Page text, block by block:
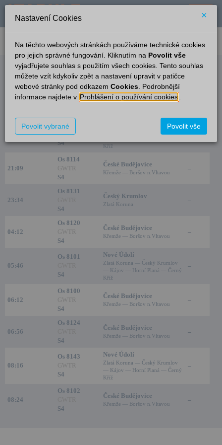
verze: 2.0.6 podpora: help-tabule@oltis.cz
English
Odjezdy
Plešovice
18:51
Čas/Aktuální Vlak/Linka Cíl/Přes Kolej
20:43
Os 8117
GWTR
S4
Kříž
–
21:09
Os 8114
GWTR
S4
České Budějovice
Křemže — Boršov n.Vltavou
–
23:34
Os 8131
S4
Český Krumlov
Zlatá Koruna
–
04:12
Os 8120
GWTR
S4
České Budějovice
Křemže — Boršov n.Vltavou
–
05:46
Os 8101
S4
Nové Údolí
Zlatá Koruna — Český Krumlov
— Kájov — Horní Planá — Černý
Kříž
–
06:12
Os 8100
GWTR
S4
České Budějovice
Křemže — Boršov n.Vltavou
–
06:56
Os 8124
S4
České Budějovice
Křemže — Boršov n.Vltavou
–
08:16
Os 8143
GWTR
S4
Nové Údolí
Zlatá Koruna — Český Krumlov
— Kájov — Horní Planá — Černý
Kříž
–
08:24
Os 8102
S4
České Budějovice
Křemže — Boršov n.Vltavou
–
Nastavení Cookies ×
Na těchto webových stránkách používáme technické cookies
pro jejich správné fungování. Kliknutím na Povolit vše
vyjadřujete souhlas s použitím všech cookies. Tento souhlas
můžete vzít kdykoliv zpět a nastavení upravit v patičce
webové stránky pod odkazem Cookies . Podrobnější
informace najdete v Prohlášení o používání cookies
Povolit vybrané Povolit vše